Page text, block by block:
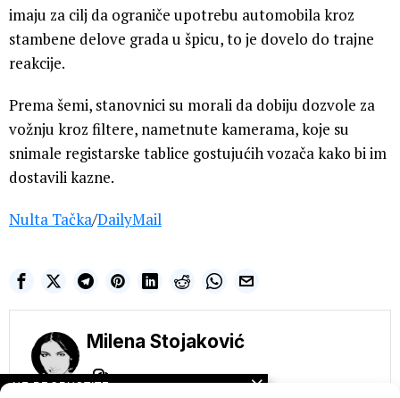
imaju za cilj da ograniče upotrebu automobila kroz
stambene delove grada u špicu, to je dovelo do trajne
reakcije.
Prema šemi, stanovnici su morali da dobiju dozvole za
vožnju kroz filtere, nametnute kamerama, koje su
snimale registarske tablice gostujućih vozača kako bi im
dostavili kazne.
Nulta Tačka/DailyMail
Milena Stojaković
NE PROPUSTITE